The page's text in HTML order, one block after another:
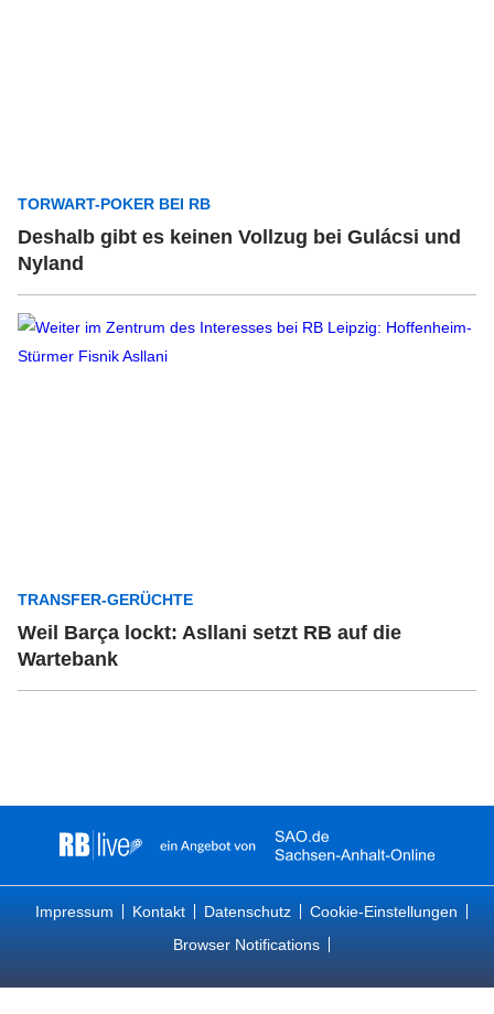
TORWART-POKER BEI RB
Deshalb gibt es keinen Vollzug bei Gulácsi und
Nyland
TRANSFER-GERÜCHTE
Weil Barça lockt: Asllani setzt RB auf die
Wartebank
Impressum Kontakt Datenschutz
Cookie-Einstellungen
Browser Notifications